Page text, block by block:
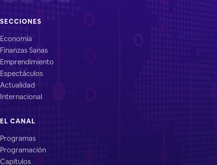
SECCIONES
Economía
Finanzas Sanas
Emprendimiento
Espectáculos
Actualidad
Internacional
EL CANAL
Programas
Programación
Capítulos